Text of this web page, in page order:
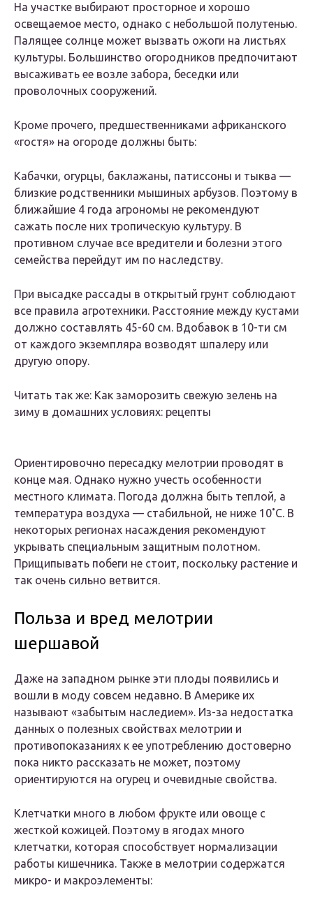
На участке выбирают просторное и хорошо
освещаемое место, однако с небольшой полутенью.
Палящее солнце может вызвать ожоги на листьях
культуры. Большинство огородников предпочитают
высаживать ее возле забора, беседки или
проволочных сооружений.
Кроме прочего, предшественниками африканского
«гостя» на огороде должны быть:
Кабачки, огурцы, баклажаны, патиссоны и тыква —
близкие родственники мышиных арбузов. Поэтому в
ближайшие 4 года агрономы не рекомендуют
сажать после них тропическую культуру. В
противном случае все вредители и болезни этого
семейства перейдут им по наследству.
При высадке рассады в открытый грунт соблюдают
все правила агротехники. Расстояние между кустами
должно составлять 45-60 см. Вдобавок в 10-ти см
от каждого экземпляра возводят шпалеру или
другую опору.
Читать так же: Как заморозить свежую зелень на
зиму в домашних условиях: рецепты
Ориентировочно пересадку мелотрии проводят в
конце мая. Однако нужно учесть особенности
местного климата. Погода должна быть теплой, а
температура воздуха — стабильной, не ниже 10˚C. В
некоторых регионах насаждения рекомендуют
укрывать специальным защитным полотном.
Прищипывать побеги не стоит, поскольку растение и
так очень сильно ветвится.
Польза и вред мелотрии
шершавой
Даже на западном рынке эти плоды появились и
вошли в моду совсем недавно. В Америке их
называют «забытым наследием». Из-за недостатка
данных о полезных свойствах мелотрии и
противопоказаниях к ее употреблению достоверно
пока никто рассказать не может, поэтому
ориентируются на огурец и очевидные свойства.
Клетчатки много в любом фрукте или овоще с
жесткой кожицей. Поэтому в ягодах много
клетчатки, которая способствует нормализации
работы кишечника. Также в мелотрии содержатся
микро- и макроэлементы: